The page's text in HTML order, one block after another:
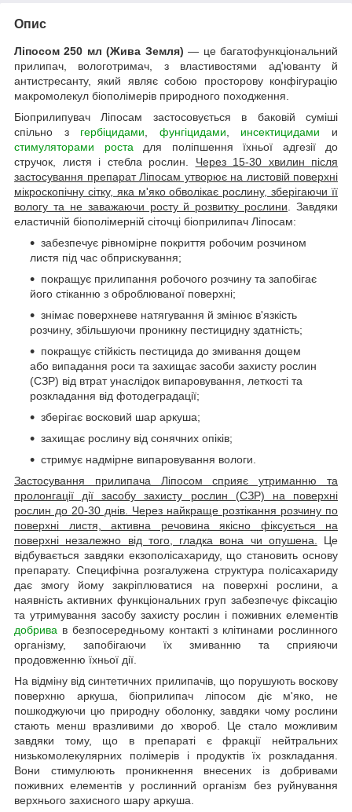
Опис
Ліпосом 250 мл (Жива Земля)— це багатофункціональний
прилипач, вологотримач, з властивостями ад'юванту й
антистресанту, який являє собою просторову конфігурацію
макромолекул біополімерів природного походження.
Біоприлипувач Ліпосам застосовується в баковій суміші
спільно з гербіцидами фунгіцидами инсектицидами и
стимуляторами роста для поліпшення їхньої адгезії до
стручок, листя і стебла рослин. Через 15-30 хвилин після
застосування препарат Ліпосам утворює на листовій поверхні
мікроскопічну сітку, яка м'яко обволікає рослину, зберігаючи її
вологу та не заважаючи росту й розвитку рослини . Завдяки
еластичній біополімерній сіточці біоприлипач Ліпосам:
забезпечує рівномірне покриття робочим розчином
листя під час обприскування;
покращує прилипання робочого розчину та запобігає
його стіканню з оброблюваної поверхні;
знімає поверхневе натягування й змінює в'язкість
розчину, збільшуючи проникну пестицидну здатність;
покращує стійкість пестицида до змивання дощем
або випадання роси та захищає засоби захисту рослин
(СЗР) від втрат унаслідок випаровування, леткості та
розкладання від фотодеградації;
зберігає восковий шар аркуша;
захищає рослину від сонячних опіків;
стримує надмірне випаровування вологи.
Застосування прилипача Ліпосом сприяє утриманню та
пролонгації дії засобу захисту рослин (СЗР) на поверхні
рослин до 20-30 днів. Через найкраще розтікання розчину по
поверхні листя, активна речовина якісно фіксується на
поверхні незалежно від того, гладка вона чи опушена.
Це
відбувається завдяки екзополісахариду, що становить основу
препарату. Специфічна розгалужена структура полісахариду
дає змогу йому закріплюватися на поверхні рослини, а
наявність активних функціональних груп забезпечує фіксацію
та утримування засобу захисту рослин і поживних елементів
добрива в безпосередньому контакті з клітинами рослинного
організму, запобігаючи їх змиванню та сприяючи
продовженню їхньої дії.
На відміну від синтетичних прилипачів, що порушують воскову
поверхню аркуша, біоприлипач ліпосом діє м'яко, не
пошкоджуючи цю природну оболонку, завдяки чому рослини
стають менш вразливими до хвороб. Це стало можливим
завдяки тому, що в препараті є фракції нейтральних
низькомолекулярних полімерів і продуктів їх розкладання.
Вони стимулюють проникнення внесених із добривами
поживних елементів у рослинний організм без руйнування
верхнього захисного шару аркуша.